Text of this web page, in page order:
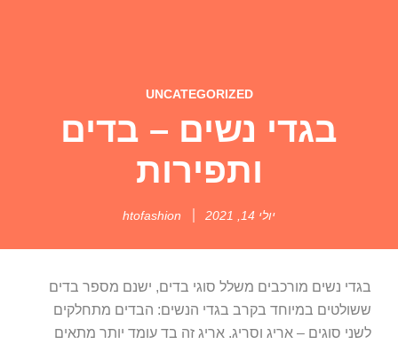
UNCATEGORIZED
בגדי נשים – בדים
ותפירות
יולי 14, 2021 htofashion
בגדי נשים מורכבים משלל סוגי בדים, ישנם מספר בדים
ששולטים במיוחד בקרב בגדי הנשים: הבדים מתחלקים
לשני סוגים – אריג וסריג. אריג זה בד עומד יותר מתאים